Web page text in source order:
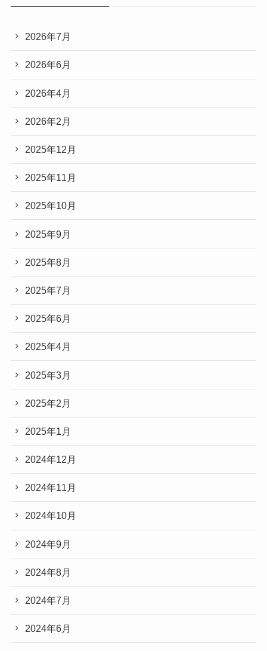
2026年7月
2026年6月
2026年4月
2026年2月
2025年12月
2025年11月
2025年10月
2025年9月
2025年8月
2025年7月
2025年6月
2025年4月
2025年3月
2025年2月
2025年1月
2024年12月
2024年11月
2024年10月
2024年9月
2024年8月
2024年7月
2024年6月